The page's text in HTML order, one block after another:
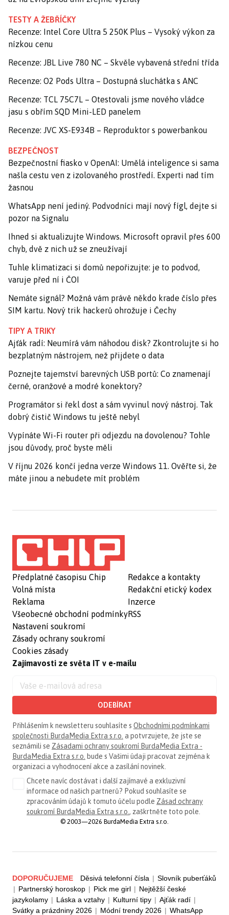
TESTY A ŽEBŘÍČKY
Recenze: Intel Core Ultra 5 250K Plus – Vysoký výkon za
nízkou cenu
Recenze: JBL Live 780 NC – Skvěle vybavená střední třída
Recenze: O2 Pods Ultra – Dostupná sluchátka s ANC
Recenze: TCL 75C7L – Otestovali jsme nového vládce
jasu s obřím SQD Mini-LED panelem
Recenze: JVC XS-E934B – Reproduktor s powerbankou
BEZPEČNOST
Bezpečnostní fiasko v OpenAI: Umělá inteligence si sama
našla cestu ven z izolovaného prostředí. Experti nad tím
žasnou
WhatsApp není jediný. Podvodníci mají nový fígl, dejte si
pozor na Signalu
Ihned si aktualizujte Windows. Microsoft opravil přes 600
chyb, dvě z nich už se zneužívají
Tuhle klimatizaci si domů nepořizujte: je to podvod,
varuje před ní i ČOI
Nemáte signál? Možná vám právě někdo krade číslo přes
SIM kartu. Nový trik hackerů ohrožuje i Čechy
TIPY A TRIKY
Ajťák radí: Neumírá vám náhodou disk? Zkontrolujte si ho
bezplatným nástrojem, než přijdete o data
Poznejte tajemství barevných USB portů: Co znamenají
černé, oranžové a modré konektory?
Programátor si řekl dost a sám vyvinul nový nástroj. Tak
dobrý čistič Windows tu ještě nebyl
Vypínáte Wi-Fi router při odjezdu na dovolenou? Tohle
jsou důvody, proč byste měli
V říjnu 2026 končí jedna verze Windows 11. Ověřte si, že
máte jinou a nebudete mít problém
Předplatné časopisu Chip
Volná místa
Reklama
Všeobecné obchodní podmínky
Nastavení soukromí
Zásady ochrany soukromí
Cookies zásady
Redakce a kontakty
Redakční etický kodex
Inzerce
RSS
Zajímavosti ze světa IT v e-mailu
ODEBÍRAT
Přihlášením k newsletteru souhlasíte s Obchodními podmínkami
společnosti BurdaMedia Extra s.r.o. a potvrzujete, že jste se
seznámili se Zásadami ochrany soukromí BurdaMedia Extra -
BurdaMedia Extra s.r.o. bude s Vašimi údaji pracovat zejména k
organizaci a vyhodnocení akce a zasílání novinek.
Chcete navíc dostávat i další zajímavé a exkluzivní
informace od našich partnerů? Pokud souhlasíte se
zpracováním údajů k tomuto účelu podle Zásad ochrany
soukromí BurdaMedia Extra s.r.o. , zaškrtněte toto pole.
© 2003—2026 BurdaMedia Extra s.r.o.
DOPORUČUJEME Děsivá telefonní čísla | Slovník puberťáků
| Partnerský horoskop | Pick me girl | Nejtěžší české
jazykolamy | Láska a vztahy | Kulturní tipy | Ajťák radí |
Svátky a prázdniny 2026 | Módní trendy 2026 | WhatsApp